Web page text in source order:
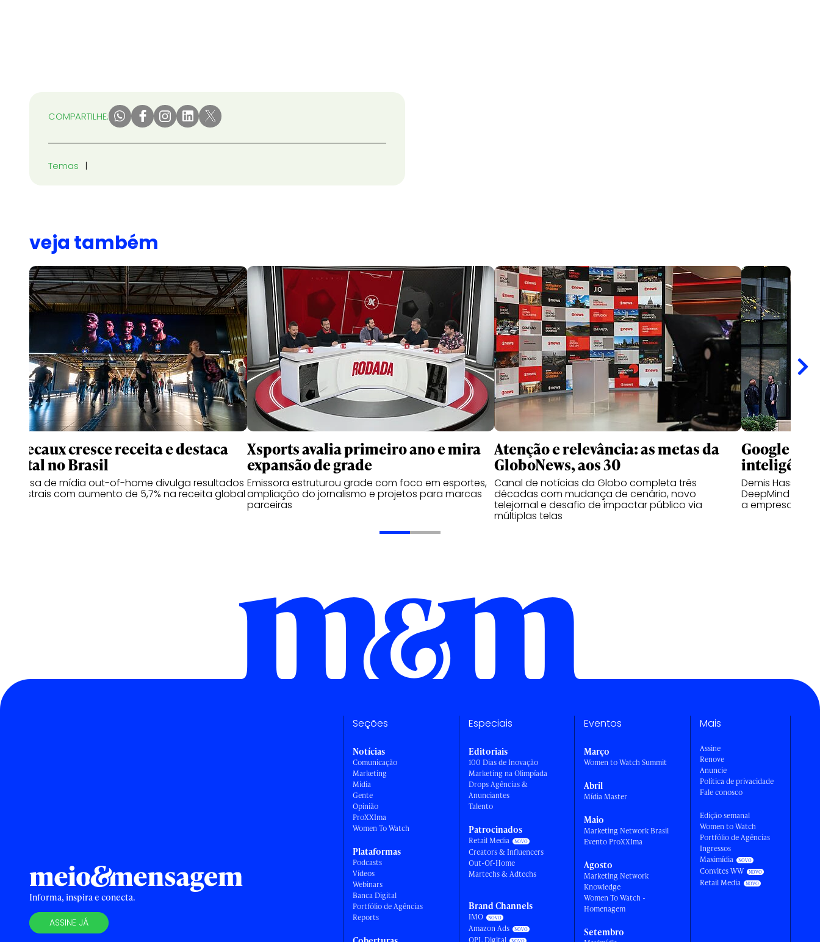
COMPARTILHE:
Temas
veja também
JCDecaux cresce receita e destaca
digital no Brasil
Empresa de mídia out-of-home divulga resultados
semestrais com aumento de 5,7% na receita global
Xsports avalia primeiro ano e mira
expansão de grade
Emissora estruturou grade com foco em esportes,
ampliação do jornalismo e projetos para marcas
parceiras
Atenção e relevância: as metas da
GloboNews, aos 30
Canal de notícias da Globo completa três
décadas com mudança de cenário, novo
telejornal e desafio de impactar público via
múltiplas telas
Google
Demis
DeepMind à
a empresa
Informa, inspira e conecta.
ASSINE JÁ
Seções
Notícias
Comunicação
Marketing
Mídia
Gente
Opinião
ProXXIma
Women To Watch
Plataformas
Podcasts
Vídeos
Webinars
Banca Digital
Portfólio de Agências
Reports
Especiais
Editoriais
100 Dias de Inovação
Marketing na Olimpíada
Drops Agências &
Anunciantes
Talento
Patrocinados
Retail Media
Creators & Influencers
Out-Of-Home
Martechs & Adtechs
Brand Channels
IMO
Amazon Ads
OPL Digital
Eventos
Março
Women to Watch Summit
Abril
Mídia Master
Maio
Marketing Network Brasil
Evento ProXXIma
Agosto
Marketing Network
Knowledge
Women To Watch -
Homenagem
Setembro
Mais
Assine
Renove
Anuncie
Política de privacidade
Fale conosco
Edição semanal
Women to Watch
Portfólio de Agências
Ingressos
Maximídia
Convites WW
Retail Media